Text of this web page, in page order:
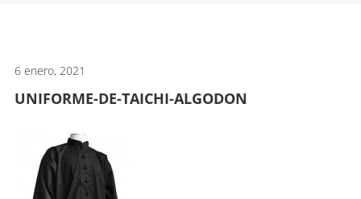
6 enero, 2021
UNIFORME-DE-TAICHI-ALGODON